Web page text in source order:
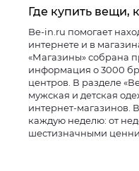
Где купить вещи,
Be-in.ru помогает
интернете и в
«Магазины» собрана
информация о 3000
центров. В разделе
мужская и детская
интернет-магазинов.
каждую неделю: от
шестизначными